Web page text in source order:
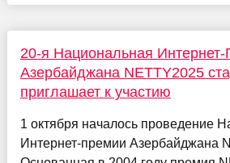
20-я Национальная
Азербайджана NETTY2025
приглашает к участию
1 октября началось проведение
Интернет-премии Азербайджана